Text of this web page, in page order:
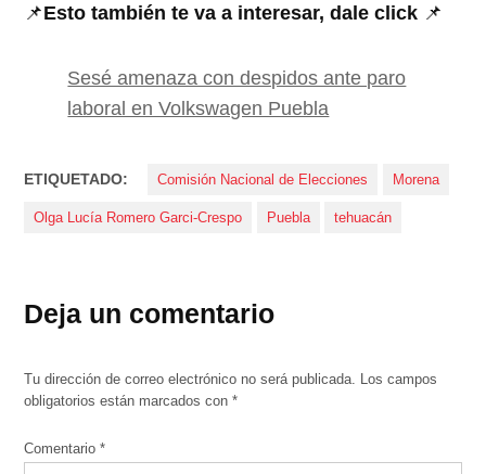
📌Esto también te va a interesar, dale click 📌
Sesé amenaza con despidos ante paro
laboral en Volkswagen Puebla
ETIQUETADO: Comisión Nacional de Elecciones Morena
Olga Lucía Romero Garci-Crespo Puebla tehuacán
Deja un comentario
Tu dirección de correo electrónico no será publicada. Los campos
obligatorios están marcados con*
Comentario*